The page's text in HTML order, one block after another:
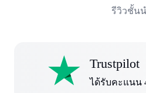
รีวิวชั้น
Trustpilot
ได้รับคะแนน